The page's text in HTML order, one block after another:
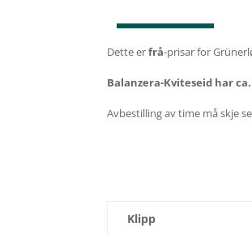
Dette erfrå-prisar for
Balanzera-Kviteseid har
Avbestilling av time må skje
Klipp